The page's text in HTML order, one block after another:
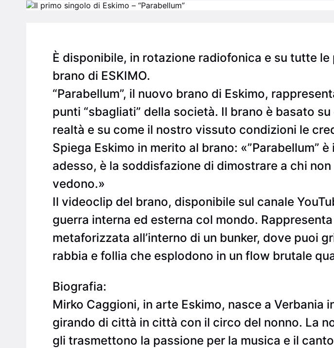
È disponibile, in rotazione radiofonica e su tutte le
brano di ESKIMO.
“Parabellum”, il nuovo brano di Eskimo,
punti “sbagliati” della società. Il brano è basato
realtà e su come il nostro vissuto condizioni le
Spiega Eskimo in merito al brano:
adesso, è la soddisfazione di dimostrare a chi
vedono.»
Il videoclip del brano, disponibile sul canale
guerra interna ed esterna col mondo.
metaforizzata all’interno di un bunker, dove puoi
rabbia e follia che esplodono in un flow brutale
Biografia:
Mirko Caggioni, in arte Eskimo, nasce a Verbania
girando di città in città con il circo del nonno. La
gli trasmettono la passione per la musica e il